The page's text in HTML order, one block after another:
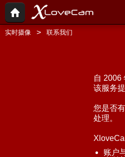
实时摄像 联系我们
自 2006
该服务
您是否
处理。
账户